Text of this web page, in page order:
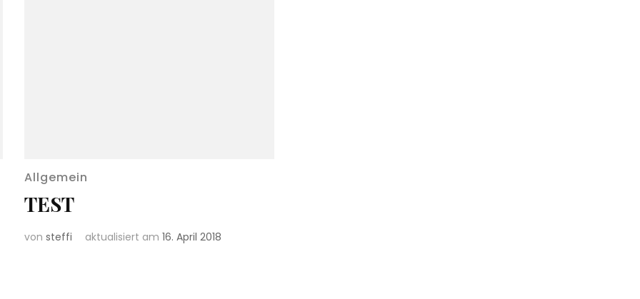
Allgemein
TEST
von steffi aktualisiert am 16. April 2018